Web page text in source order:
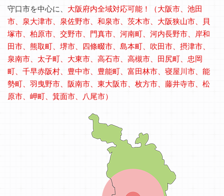
守口市を中心に、 大阪府内全域対応可能！（大阪市、池田
市、泉大津市、泉佐野市、和泉市、茨木市、大阪狭山市、貝
塚市、柏原市、交野市、門真市、河南町、河内長野市、岸和
田市、熊取町、堺市、四條畷市、島本町、吹田市、摂津市、
泉南市、太子町、大東市、高石市、高槻市、田尻町、忠岡
町、千早赤阪村、豊中市、豊能町、富田林市、寝屋川市、能
勢町、羽曳野市、阪南市、東大阪市、枚方市、藤井寺市、松
原市、岬町、箕面市、八尾市）